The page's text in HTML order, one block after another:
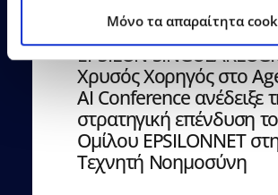
Mόνο τα απαραίτητα
EPSILON
Χρυσός Χορηγός στο
AI Conference ανέδειξε
στρατηγική επένδυση
Ομίλου EPSILONNET
Τεχνητή Νοημοσύνη